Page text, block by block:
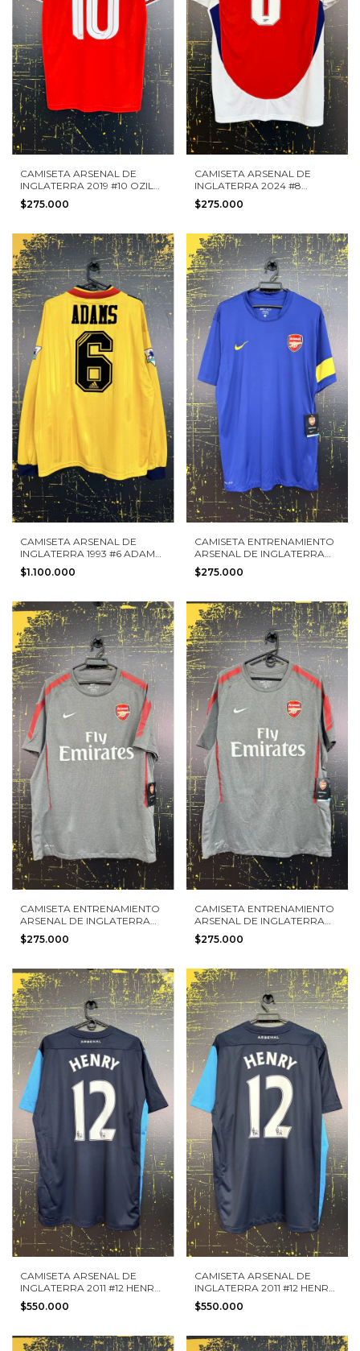
CAMISETA ARSENAL DE
INGLATERRA 2019 #10 OZIL
ADIDAS TALLA M
$275.000
CAMISETA ARSENAL DE
INGLATERRA 2024 #8
ODEGAARD ADIDAS TALLA L
$275.000
CAMISETA ARSENAL DE
INGLATERRA 1993 #6 ADAMS
ADIDAS TALLA XL MANGA
LARGA
$1.100.000
CAMISETA ENTRENAMIENTO
ARSENAL DE INGLATERRA
2010 NIKE TALLA L NUEVA
CON ETIQUETAS
$275.000
CAMISETA ENTRENAMIENTO
ARSENAL DE INGLATERRA
2010 NIKE TALLA L NUEVA
CON ETIQUETAS
$275.000
CAMISETA ENTRENAMIENTO
ARSENAL DE INGLATERRA
2010 NIKE TALLA L NUEVA
CON ETIQUETAS
$275.000
CAMISETA ARSENAL DE
INGLATERRA 2011 #12 HENRY
NIKE TALLA L NUEVA CON
ETIQUETAS
$550.000
CAMISETA ARSENAL DE
INGLATERRA 2011 #12 HENRY
NIKE TALLA L NUEVA CON
ETIQUETAS
$550.000